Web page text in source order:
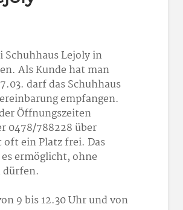
Schuhhaus Lejoly in
Als Kunde hat man
darf das Schuhhaus
empfangen.
Öffnungszeiten
0478/788228 über
ein Platz frei. Das
ermöglicht, ohne
dürfen.
9 bis 12.30 Uhr und von